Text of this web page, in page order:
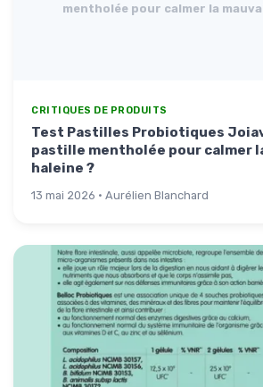
mentholée pour calmer la
CRITIQUES DE PRODUITS
Test Pastilles Probiotiques
pastille mentholée pour calmer
haleine ?
13 mai 2026 · Aurélien Blanchard